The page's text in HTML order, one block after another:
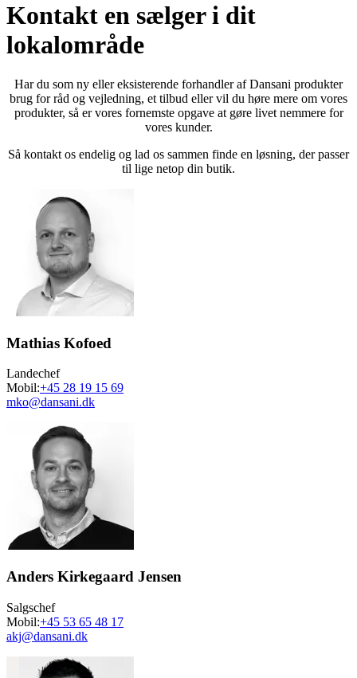
Kontakt en sælger i dit
lokalområde
Har du som ny eller eksisterende forhandler af Dansani produkter
brug for råd og vejledning, et tilbud eller vil du høre mere om vores
produkter, så er vores fornemste opgave at gøre livet nemmere for
vores kunder.
Så kontakt os endelig og lad os sammen finde en løsning, der passer
til lige netop din butik.
Mathias Kofoed
Landechef
Mobil:+45 28 19 15 69
mko@dansani.dk
Anders Kirkegaard Jensen
Salgschef
Mobil:+45 53 65 48 17
akj@dansani.dk